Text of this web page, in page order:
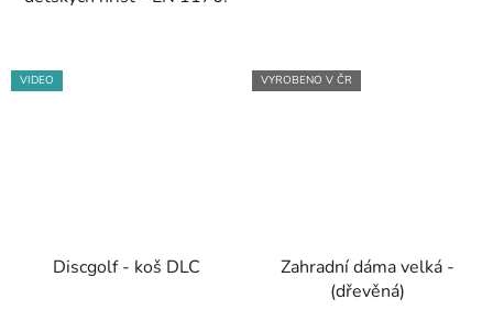
VIDEO
Discgolf - koš DLC
VYROBENO V ČR
Zahradní dáma velká -
(dřevěná)